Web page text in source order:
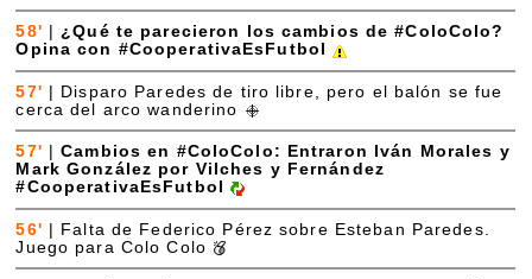
58' |¿Qué te parecieron los cambios de #ColoColo?
Opina con #CooperativaEsFutbol
57'
Disparo Paredes de tiro libre, pero el balón se fue
cerca del arco wanderino
57' |Cambios en #ColoColo: Entraron Iván Morales y
Mark González por Vilches y Fernández
#CooperativaEsFutbol
56'
Falta de Federico Pérez sobre Esteban Paredes.
Juego para Colo Colo